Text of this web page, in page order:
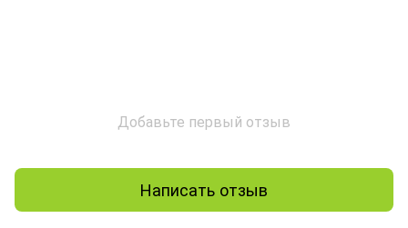
Добавьте первый отзыв
Написать отзыв